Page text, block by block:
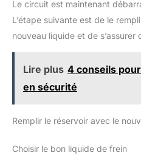
durable, réutilisable et plus
longue. 【Échelle précise】
marqué d'échelles claires
remplissage. Les bouteilles
précision. 【Conduit en
peut être fermement connecté
fuite ; le piston en caoutchouc
colles industrielles, silicone
Le circuit est maintenant
L’étape suivante est de le
nouveau liquide et de s’assurer
Lire plus 4 conseils
en sécurité
Remplir le réservoir avec le
Choisir le bon liquide de frein